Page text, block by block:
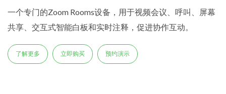
一个专门的Zoom Rooms设备，用于视频会议、呼叫、屏幕
共享、交互式智能白板和实时注释，促进协作互动。
了解更多 立即购买 预约演示